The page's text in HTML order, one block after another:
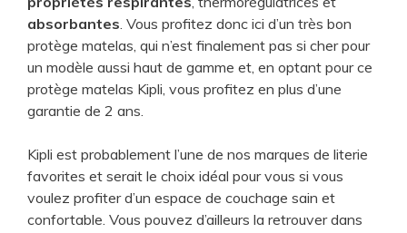
absorbantes . Vous profitez donc ici d’un très bon
protège matelas, qui n’est finalement pas si cher pour
un modèle aussi haut de gamme et, en optant pour ce
protège matelas Kipli, vous profitez en plus d’une
garantie de 2 ans.
Kipli est probablement l’une de nos marques de literie
favorites et serait le choix idéal pour vous si vous
voulez profiter d’un espace de couchage sain et
confortable. Vous pouvez d’ailleurs la retrouver dans